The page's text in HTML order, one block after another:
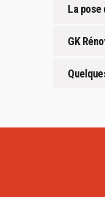
La pose
GK